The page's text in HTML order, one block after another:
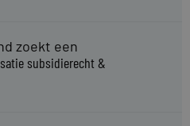
zoekt een
subsidierecht &